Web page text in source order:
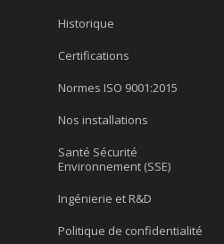
Historique
Certifications
Normes ISO 9001:2015
Nos installations
Santé Sécurité
Environnement (SSE)
Ingénierie et R&D
Politique de confidentialité